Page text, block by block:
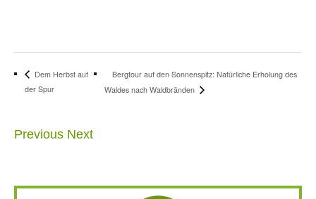
Dem Herbst auf
der Spur
Bergtour auf den Sonnenspitz: Natürliche Erholung des
Waldes nach Waldbränden
Previous Next